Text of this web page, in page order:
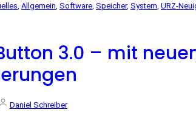
Allgemein Software Speicher, System URZ-
3.0 – mit
Daniel Schreiber